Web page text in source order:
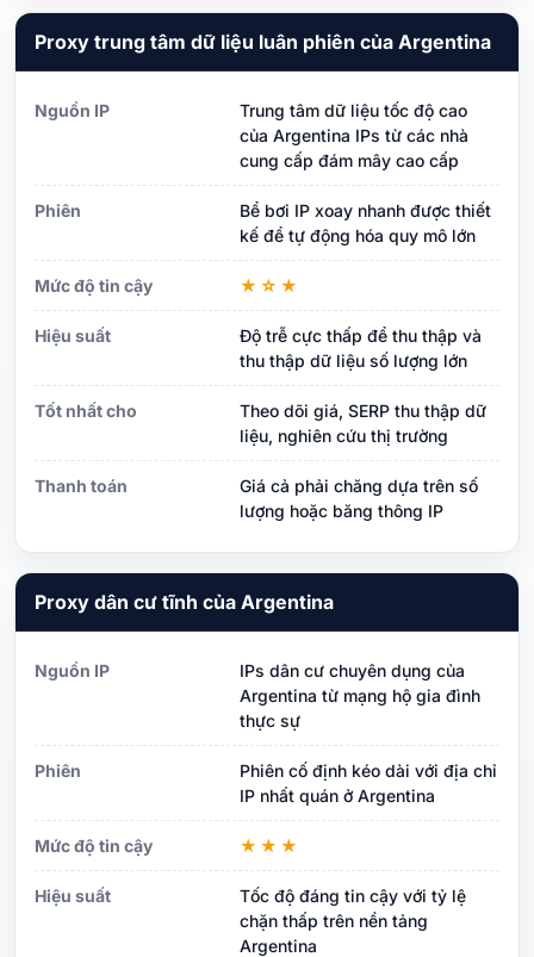
Proxy trung tâm dữ liệu luân phiên của Argentina
Nguồn IP
Trung tâm dữ liệu tốc độ cao
của Argentina IPs từ các nhà
cung cấp đám mây cao cấp
Phiên
Bể bơi IP xoay nhanh được thiết
kế để tự động hóa quy mô lớn
Mức độ tin cậy ★☆★
Hiệu suất
Độ trễ cực thấp để thu thập và
thu thập dữ liệu số lượng lớn
Tốt nhất cho
Theo dõi giá, SERP thu thập dữ
liệu, nghiên cứu thị trường
Thanh toán
Giá cả phải chăng dựa trên số
lượng hoặc băng thông IP
Proxy dân cư tĩnh của Argentina
Nguồn IP
IPs dân cư chuyên dụng của
Argentina từ mạng hộ gia đình
thực sự
Phiên
Phiên cố định kéo dài với địa chỉ
IP nhất quán ở Argentina
Mức độ tin cậy ★★★
Hiệu suất
Tốc độ đáng tin cậy với tỷ lệ
chặn thấp trên nền tảng
Argentina